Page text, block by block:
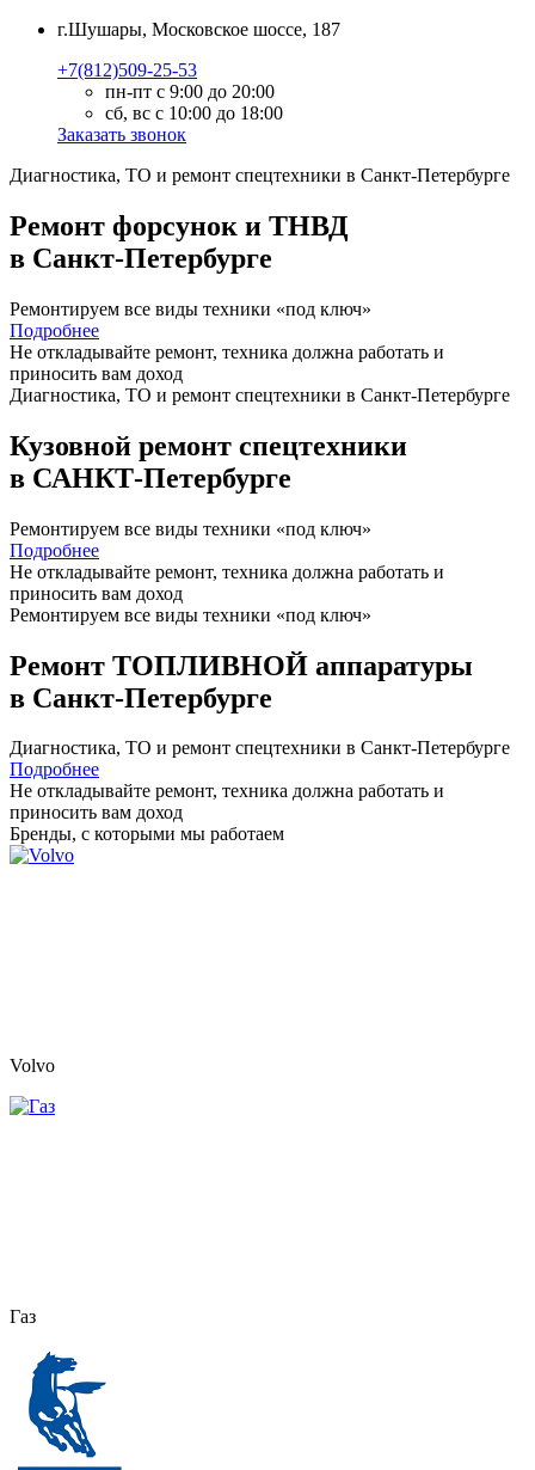
г.Шушары, Московское шоссе, 187
+7(812)509-25-53
пн-пт с 9:00 до 20:00
сб, вс с 10:00 до 18:00
Заказать звонок
Диагностика, ТО и ремонт спецтехники в Санкт-Петербурге
Ремонт форсунок и ТНВД
в Санкт-Петербурге
Ремонтируем все виды техники «под ключ»
Подробнее
Не откладывайте ремонт, техника должна работать и
приносить вам доход
Диагностика, ТО и ремонт спецтехники в Санкт-Петербурге
Кузовной ремонт спецтехники
в САНКТ-Петербурге
Ремонтируем все виды техники «под ключ»
Подробнее
Не откладывайте ремонт, техника должна работать и
приносить вам доход
Ремонтируем все виды техники «под ключ»
Ремонт ТОПЛИВНОЙ аппаратуры
в Санкт-Петербурге
Диагностика, ТО и ремонт спецтехники в Санкт-Петербурге
Подробнее
Не откладывайте ремонт, техника должна работать и
приносить вам доход
Бренды, с которыми мы работаем
Volvo
Газ